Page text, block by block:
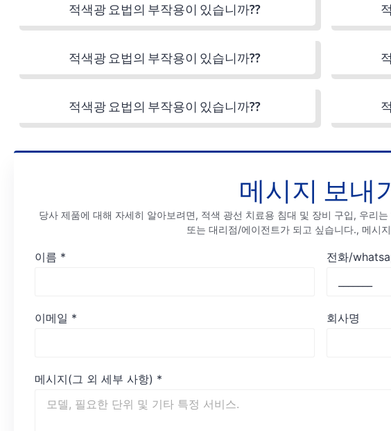
적색광 요법의 부작용이 있습니까??
적색광 요법의 부작용이 있습니까??
적색광 요법의 부작용이 있습니까??
메시지 보내
당사 제품에 대해 자세히 알아보려면, 적색 광선 치료용 침대 및 장비 구입, 우리
또는 대리점/에이전트가 되고 싶습니다., 메시
이름 * 전화/
이메일 * 회사명
메시지(그 외 세부 사항) *